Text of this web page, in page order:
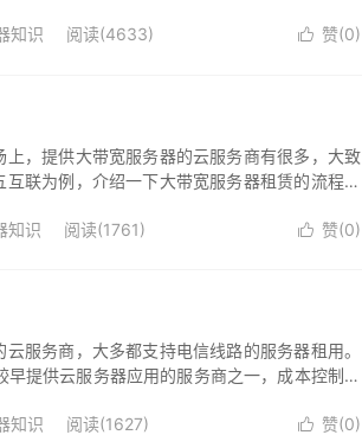
知识 阅读(4633)  赞(0)
，提供大带宽服务器的云服务商有很多，大致
联为例，介绍一下大带宽服务器租赁的流程。
知识 阅读(1761)  赞(0)
服务商，大多都支持电信线路的服务器租用。
提供云服务器应用的服务商之一，成本控制良
知识 阅读(1627)  赞(0)